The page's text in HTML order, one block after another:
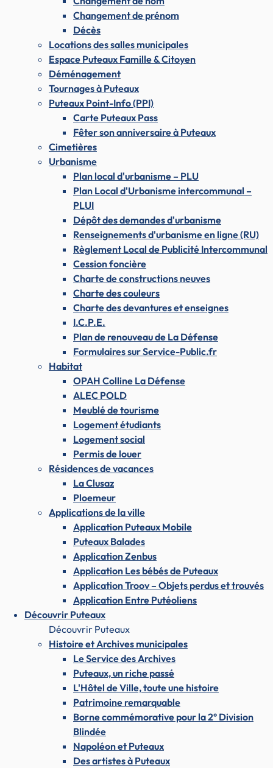
Changement de prénom
Décès
Locations des salles municipales
Espace Puteaux Famille & Citoyen
Déménagement
Tournages à Puteaux
Puteaux Point-Info (PPI)
Carte Puteaux Pass
Fêter son anniversaire à Puteaux
Cimetières
Urbanisme
Plan local d'urbanisme – PLU
Plan Local d'Urbanisme intercommunal –
PLUI
Dépôt des demandes d'urbanisme
Renseignements d'urbanisme en ligne (RU)
Règlement Local de Publicité Intercommunal
Cession foncière
Charte de constructions neuves
Charte des couleurs
Charte des devantures et enseignes
I.C.P.E.
Plan de renouveau de La Défense
Formulaires sur Service-Public.fr
Habitat
OPAH Colline La Défense
ALEC POLD
Meublé de tourisme
Logement étudiants
Logement social
Permis de louer
Résidences de vacances
La Clusaz
Ploemeur
Applications de la ville
Application Puteaux Mobile
Puteaux Balades
Application Zenbus
Application Les bébés de Puteaux
Application Troov – Objets perdus et trouvés
Application Entre Putéoliens
Découvrir Puteaux
Découvrir Puteaux
Histoire et Archives municipales
Le Service des Archives
Puteaux, un riche passé
L'Hôtel de Ville, toute une histoire
Patrimoine remarquable
Borne commémorative pour la 2° Division
Blindée
Napoléon et Puteaux
Des artistes à Puteaux